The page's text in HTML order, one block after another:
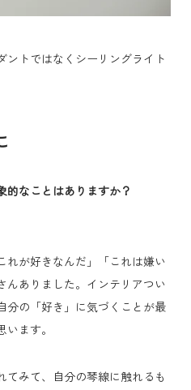
ントではなくシーリングライト
的なことはありますか？
れが好きなんだ」「これは嫌い
んありました。インテリアつい
分の「好き」に気づくことが最
ます。
てみて、自分の琴線に触れるも